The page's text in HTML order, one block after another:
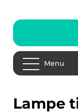
Menu
Lampe til badeværelset –